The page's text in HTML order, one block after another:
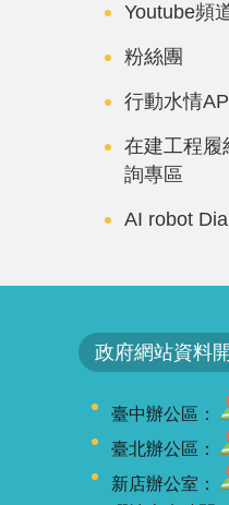
Youtube頻
粉絲團
行動水情
在建工程履
詢專區
AI robot
政府網站資料
臺中辦公區：
臺北辦公區：
新店辦公室：